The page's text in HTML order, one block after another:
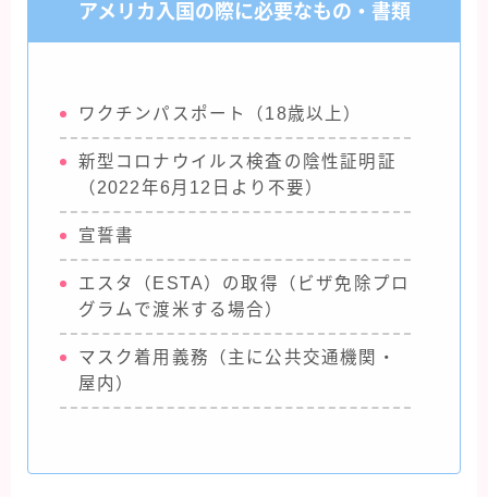
アメリカ入国の際に必要なもの・書類
ワクチンパスポート（18歳以上）
新型コロナウイルス検査の陰性証明証
（2022年6月12日より不要）
宣誓書
エスタ（ESTA）の取得（ビザ免除プロ
グラムで渡米する場合）
マスク着用義務（主に公共交通機関・
屋内）